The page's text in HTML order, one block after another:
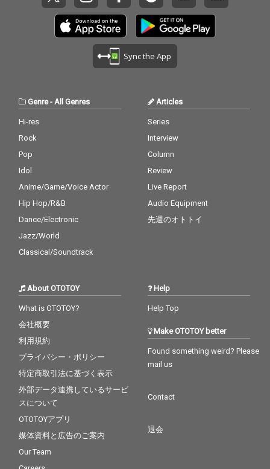
Sync the App
Genre- All Genres
Hi-res
Rock
Pop
Idol
Anime/Game/Voice Actor
Hip Hop/R&B
Dance/Electronic
Jazz/World
Classical/Soundtrack
Articles
Series
Interview
Column
Review
Live Report
Audio Equipment
先週のオトトイ
About OTOTOY
What is OTOTOY?
会社概要
利用規約
プライバシー・ポリシー
特定商取引法に基づく表示
外部データ連携しているサービ
スについて
OTOTOYアプリ
媒体資料と広告のご案内
Our Team
Help
Help Top
Make OTOTOY better
Found something weird? Please
mail us
Contact
退会